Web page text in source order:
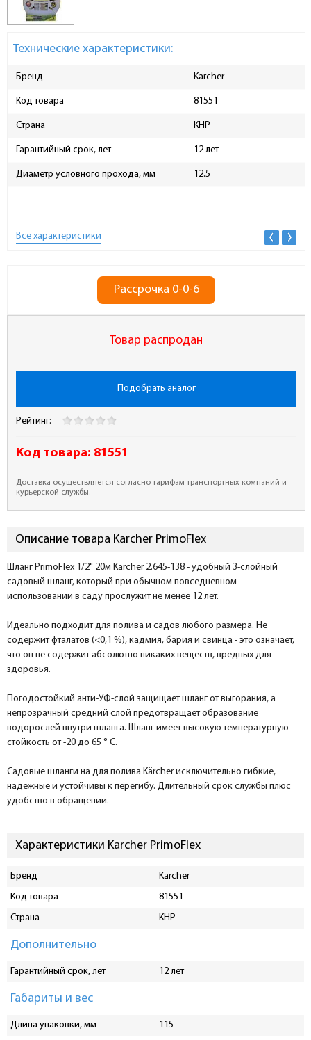
Технические характеристики:
Бренд Karcher
Код товара 81551
Страна КНР
Гарантийный срок, лет 12 лет
Диаметр условного прохода, мм 12.5
Все характеристики
Рассрочка 0-0-6
Товар распродан
Подобрать аналог
Рейтинг:
Код товара: 81551
Доставка осуществляется согласно тарифам транспортных компаний и
курьерской службы.
Описание товара Karcher PrimoFlex
Шланг PrimoFlex 1/2" 20м Karcher 2.645-138 - удобный 3-слойный
садовый шланг, который при обычном повседневном
использовании в саду прослужит не менее 12 лет.
Идеально подходит для полива и садов любого размера. Не
содержит фталатов (<0,1 %), кадмия, бария и свинца - это означает,
что он не содержит абсолютно никаких веществ, вредных для
здоровья.
Погодостойкий анти-УФ-слой защищает шланг от выгорания, а
непрозрачный средний слой предотвращает образование
водорослей внутри шланга. Шланг имеет высокую температурную
стойкость от -20 до 65 ° C.
Садовые шланги на для полива Kärcher исключительно гибкие,
надежные и устойчивы к перегибу. Длительный срок службы плюс
удобство в обращении.
Характеристики Karcher PrimoFlex
Бренд
Karcher
Код товара
81551
Страна
КНР
Дополнительно
Гарантийный срок, лет 12 лет
Габариты и вес
Длина упаковки, мм
115